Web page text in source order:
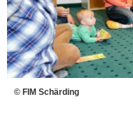
© FIM Schärding